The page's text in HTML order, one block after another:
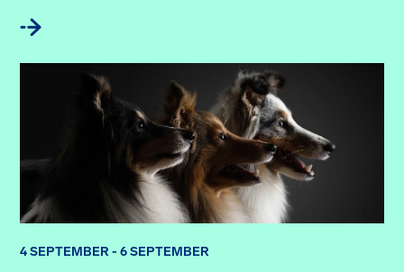
4 SEPTEMBER - 6 SEPTEMBER